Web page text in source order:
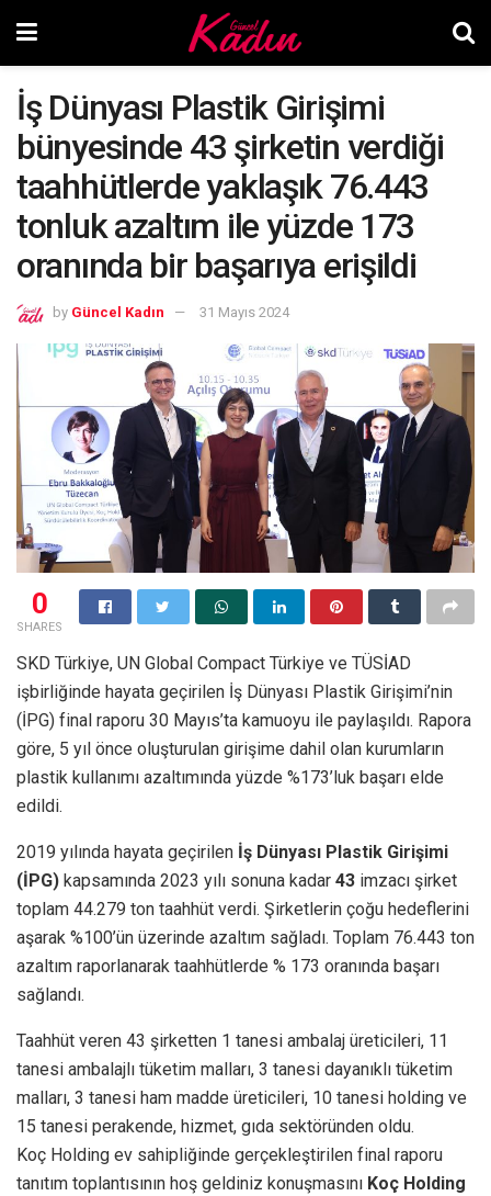
İş Dünyası Plastik Girişimi
bünyesinde 43 şirketin verdiği
taahhütlerde yaklaşık 76.443
tonluk azaltım ile yüzde 173
oranında bir başarıya erişildi
by Güncel Kadın 31 Mayıs 2024
0
SHARES
SKD Türkiye, UN Global Compact Türkiye ve TÜSİAD
işbirliğinde hayata geçirilen İş Dünyası Plastik Girişimi’nin
(İPG) final raporu 30 Mayıs’ta kamuoyu ile paylaşıldı. Rapora
göre, 5 yıl önce oluşturulan girişime dahil olan kurumların
plastik kullanımı azaltımında yüzde %173’luk başarı elde
edildi.
2019 yılında hayata geçirilen İş Dünyası Plastik Girişimi
(İPG) kapsamında 2023 yılı sonuna kadar 43 imzacı şirket
toplam 44.279 ton taahhüt verdi. Şirketlerin çoğu hedeflerini
aşarak %100’ün üzerinde azaltım sağladı. Toplam 76.443 ton
azaltım raporlanarak taahhütlerde % 173 oranında başarı
sağlandı.
Taahhüt veren 43 şirketten 1 tanesi ambalaj üreticileri, 11
tanesi ambalajlı tüketim malları, 3 tanesi dayanıklı tüketim
malları, 3 tanesi ham madde üreticileri, 10 tanesi holding ve
15 tanesi perakende, hizmet, gıda sektöründen oldu.
Koç Holding ev sahipliğinde gerçekleştirilen final raporu
tanıtım toplantısının hoş geldiniz konuşmasını Koç Holding